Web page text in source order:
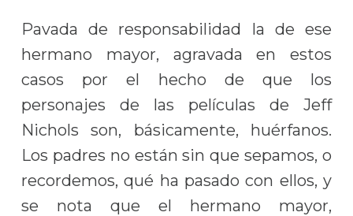
Pavada de responsabilidad la de ese
hermano mayor, agravada en estos
casos por el hecho de que los
personajes de las películas de Jeff
Nichols son, básicamente, huérfanos.
Los padres no están sin que sepamos, o
recordemos, qué ha pasado con ellos, y
se nota que el hermano mayor,